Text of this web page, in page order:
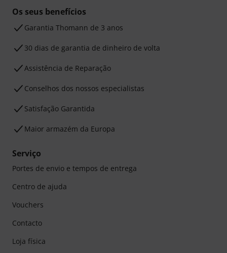
Os seus benefícios
Garantia Thomann de 3 anos
30 dias de garantia de dinheiro de volta
Assistência de Reparação
Conselhos dos nossos especialistas
Satisfação Garantida
Maior armazém da Europa
Serviço
Portes de envio e tempos de entrega
Centro de ajuda
Vouchers
Contacto
Loja física